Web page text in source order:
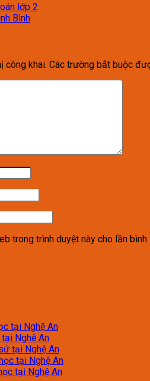
lớp 2
Bình
công khai. Các trường bắt buộc
trong trình duyệt này cho lần
tại Nghệ An
Nghệ An
tại Nghệ An
tại Nghệ An
tại Nghệ An